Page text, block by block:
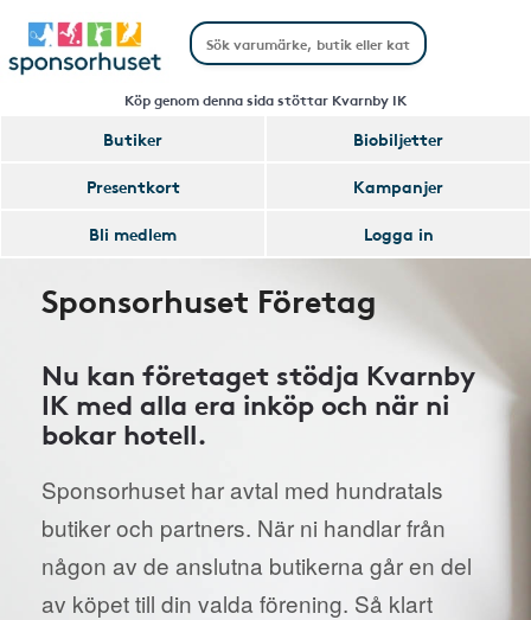
Köp genom denna sida stöttar Kvarnby IK
Butiker
Biobiljetter
Presentkort
Kampanjer
Bli medlem
Logga in
Sponsorhuset Företag
Nu kan företaget stödja Kvarnby
IK med alla era inköp och när ni
bokar hotell.
Sponsorhuset har avtal med hundratals
butiker och partners. När ni handlar från
någon av de anslutna butikerna går en del
av köpet till din valda förening. Så klart